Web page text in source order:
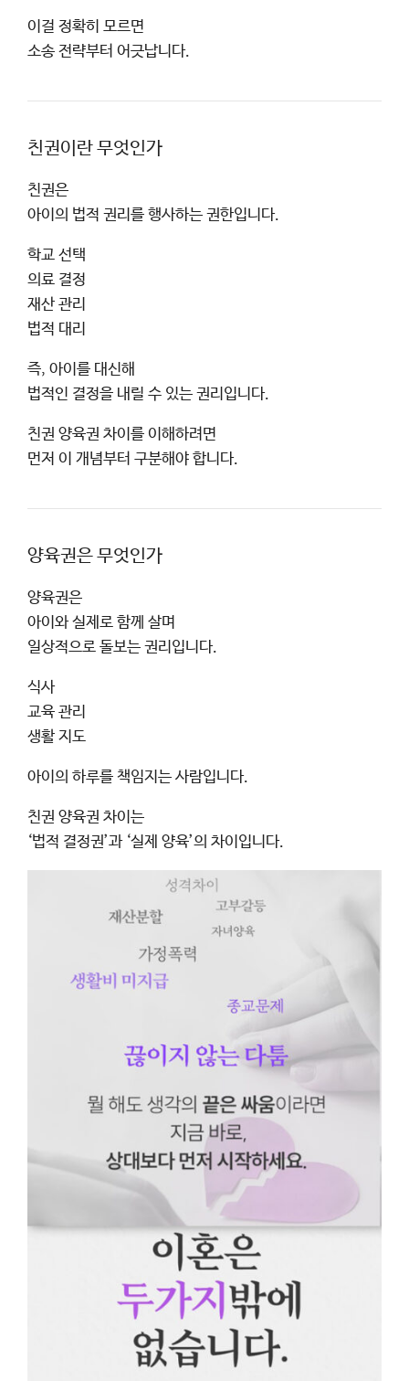
이걸 정확히 모르면
소송 전략부터 어긋납니다.
친권이란 무엇인가
친권은
아이의 법적 권리를 행사하는 권한입니다.
학교 선택
의료 결정
재산 관리
법적 대리
즉, 아이를 대신해
법적인 결정을 내릴 수 있는 권리입니다.
친권 양육권 차이를 이해하려면
먼저 이 개념부터 구분해야 합니다.
양육권은 무엇인가
양육권은
아이와 실제로 함께 살며
일상적으로 돌보는 권리입니다.
식사
교육 관리
생활 지도
아이의 하루를 책임지는 사람입니다.
친권 양육권 차이는
‘법적 결정권’과 ‘실제 양육’의 차이입니다.